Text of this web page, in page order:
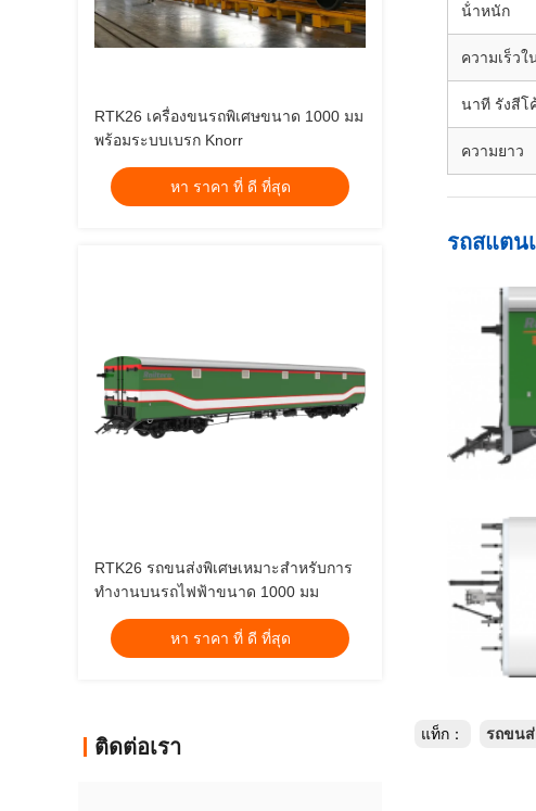
RTK26 เครื่องขนรถพิเศษขนาด 1000 มม
พร้อมระบบเบรก Knorr
หา ราคา ที่ ดี ที่สุด
RTK26 รถขนส่งพิเศษเหมาะสําหรับการ
ทํางานบนรถไฟฟ้าขนาด 1000 มม
หา ราคา ที่ ดี ที่สุด
ติดต่อเรา
น้ําหนัก
ความเร็ว
นาที รังสีโ
ความยาว
รถสแตน
แท็ก： รถขนส่